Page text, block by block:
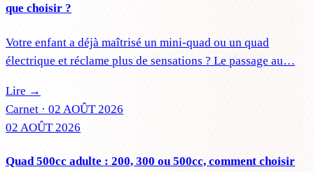
que choisir ?
Votre enfant a déjà maîtrisé un mini-quad ou un quad
électrique et réclame plus de sensations ? Le passage au…
Lire →
Carnet · 02 AOÛT 2026
02 AOÛT 2026
Quad 500cc adulte : 200, 300 ou 500cc, comment choisir